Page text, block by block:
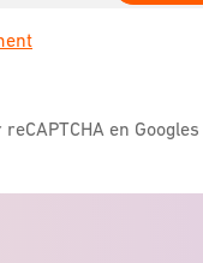
en Googles